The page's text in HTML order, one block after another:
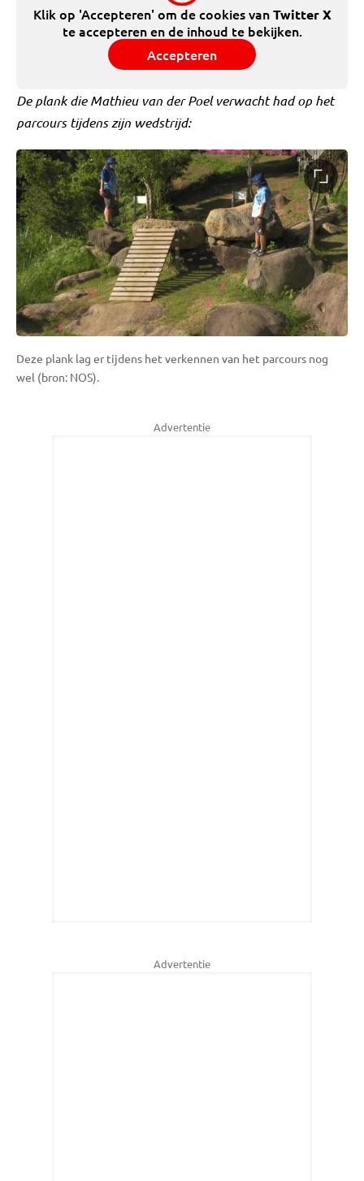
Klik op 'Accepteren' om de cookies vanTwitter X
te accepteren en de inhoud te bekijken.
Accepteren
De plank die Mathieu van der Poel verwacht had op het
parcours tijdens zijn wedstrijd:
Deze plank lag er tijdens het verkennen van het parcours nog
wel (bron: NOS).
Advertentie
Advertentie